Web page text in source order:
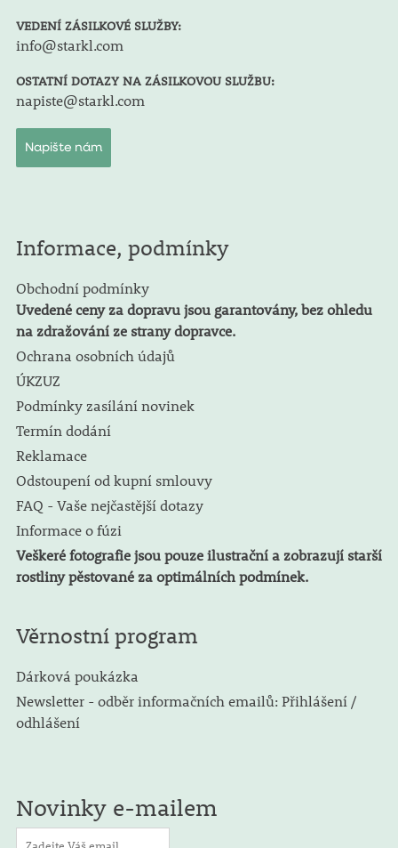
VEDENÍ ZÁSILKOVÉ SLUŽBY:
info@starkl.com
OSTATNÍ DOTAZY NA ZÁSILKOVOU SLUŽBU:
napiste@starkl.com
Napište nám
Informace, podmínky
Obchodní podmínky
Uvedené ceny za dopravu jsou garantovány, bez ohledu
na zdražování ze strany dopravce.
Ochrana osobních údajů
ÚKZUZ
Podmínky zasílání novinek
Termín dodání
Reklamace
Odstoupení od kupní smlouvy
FAQ - Vaše nejčastější dotazy
Informace o fúzi
Veškeré fotografie jsou pouze ilustrační a zobrazují starší
rostliny pěstované za optimálních podmínek.
Věrnostní program
Dárková poukázka
Newsletter - odběr informačních emailů: Přihlášení /
odhlášení
Novinky e-mailem